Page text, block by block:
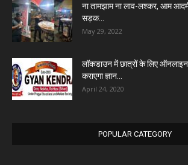
ना तामझाम ना लाव-लश्कर, आम
सड़क...
May 29, 2022
लॉकडाउन में छात्रों के लिए
कराएगा ज्ञान...
April 24, 2020
POPULAR CATEGORY